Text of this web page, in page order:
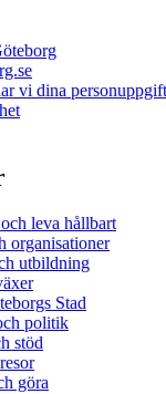
vi dina
leva hållbart
organisationer
utbildning
Stad
politik
stöd
göra